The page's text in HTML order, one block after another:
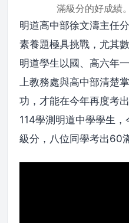
滿級分的好成績
明道高中部徐文濤主任
素養題極具挑戰，尤其
明道學生以國、高六年
上教務處與高中部清楚
功，才能在今年再度考
114學測明道中學學生
級分，八位同學考出60